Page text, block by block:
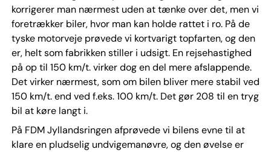
korrigerer man nærmest uden at tænke over det, men vi
foretrækker biler, hvor man kan holde rattet i ro. På de
tyske motorveje prøvede vi kortvarigt topfarten, og den
er, helt som fabrikken stiller i udsigt. En rejsehastighed
på op til 150 km/t. virker dog en del mere afslappende.
Det virker nærmest, som om bilen bliver mere stabil ved
150 km/t. end ved f.eks. 100 km/t. Det gør 208 til en tryg
bil at køre langt i.
På FDM Jyllandsringen afprøvede vi bilens evne til at
klare en pludselig undvigemanøvre, og den øvelse er